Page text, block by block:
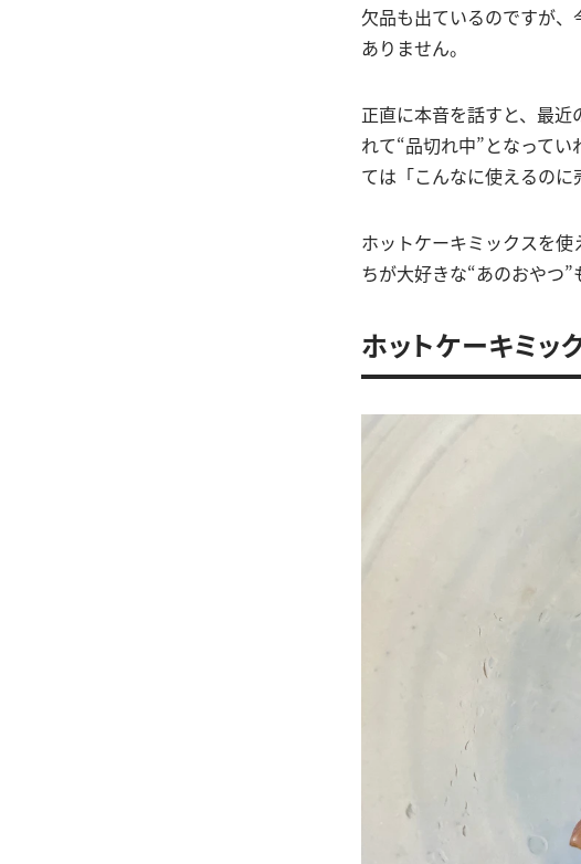
欠品も出ているのですが
ありません。
正直に本音を話すと、最
れて“品切れ中”となって
ては「こんなに使えるのに
ホットケーキミックスを
ちが大好きな“あのおやつ”
ホットケーキミッ